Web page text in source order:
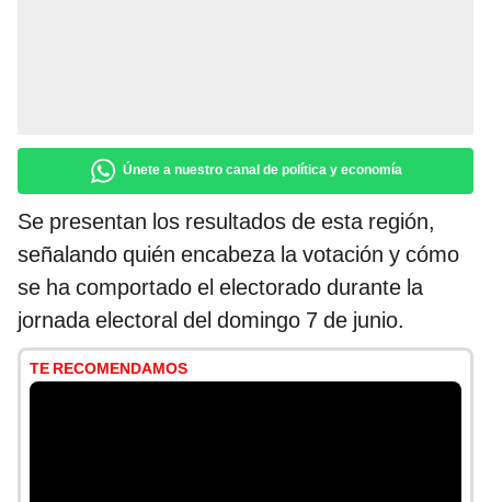
Únete a nuestro canal de política y economía
Se presentan los resultados de esta región,
señalando quién encabeza la votación y cómo
se ha comportado el electorado durante la
jornada electoral del domingo 7 de junio.
TE RECOMENDAMOS